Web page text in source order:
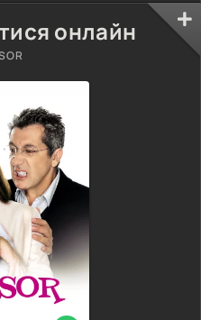
онлайн